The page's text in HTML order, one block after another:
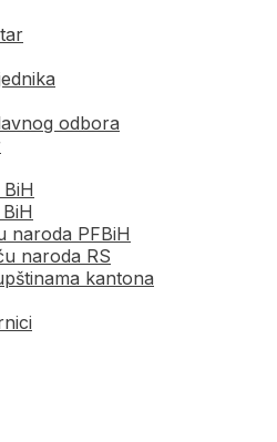
odbora
naroda PFBiH
naroda RS
kantona